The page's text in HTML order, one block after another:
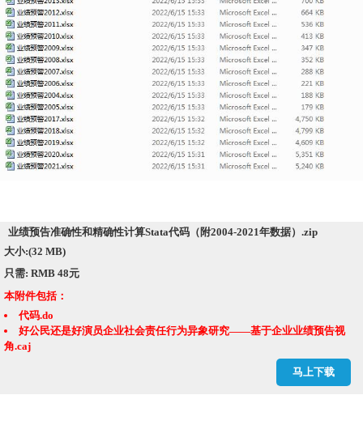
业绩预告准确性和精确性计算Stata代码（附2004-2021年数据）.zip
大小:(32 MB)
只需: RMB 48元
马上下载
本附件包括：
代码.do
好公民还是好演员企业社会责任行为异象研究——基于企业业绩预告视
角.caj